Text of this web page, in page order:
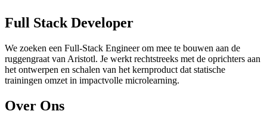
Full Stack Developer
We zoeken een Full-Stack Engineer om mee te bouwen aan de
ruggengraat van Aristotl. Je werkt rechtstreeks met de oprichters aan
het ontwerpen en schalen van het kernproduct dat statische
trainingen omzet in impactvolle microlearning.
Over Ons